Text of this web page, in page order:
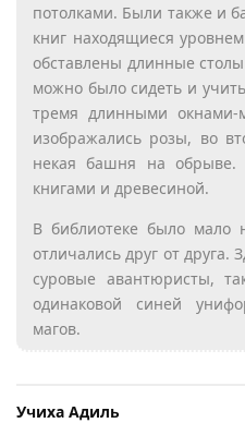
потолками. Были также и
книг находящиеся
обставлены длинные
можно было сидеть и
тремя длинными окнами-
изображались розы, во
некая башня на обрыве.
книгами и древесиной.
В библиотеке было мало
отличались друг от друга.
суровые авантюристы,
одинаковой синей
магов.
Учиха Адиль